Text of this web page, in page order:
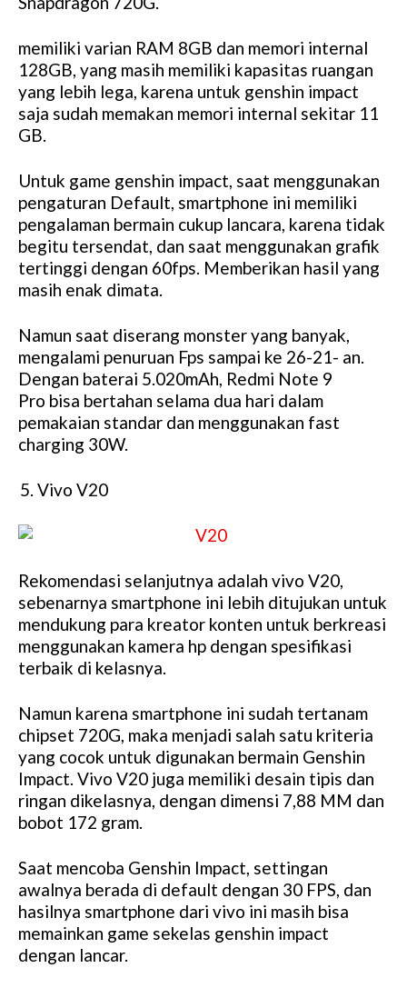
memiliki varian RAM 8GB dan memori internal
128GB, yang masih memiliki kapasitas ruangan
yang lebih lega, karena untuk genshin impact
saja sudah memakan memori internal sekitar 11
GB.
Untuk game genshin impact, saat menggunakan
pengaturan Default, smartphone ini memiliki
pengalaman bermain cukup lancara, karena tidak
begitu tersendat, dan saat menggunakan grafik
tertinggi dengan 60fps. Memberikan hasil yang
masih enak dimata.
Namun saat diserang monster yang banyak,
mengalami penuruan Fps sampai ke 26-21- an.
Dengan baterai 5.020mAh, Redmi Note 9
Pro bisa bertahan selama dua hari dalam
pemakaian standar dan menggunakan fast
charging 30W.
Vivo V20
Rekomendasi selanjutnya adalah vivo V20,
sebenarnya smartphone ini lebih ditujukan untuk
mendukung para kreator konten untuk berkreasi
menggunakan kamera hp dengan spesifikasi
terbaik di kelasnya.
Namun karena smartphone ini sudah tertanam
chipset 720G, maka menjadi salah satu kriteria
yang cocok untuk digunakan bermain Genshin
Impact. Vivo V20 juga memiliki desain tipis dan
ringan dikelasnya, dengan dimensi 7,88 MM dan
bobot 172 gram.
Saat mencoba Genshin Impact, settingan
awalnya berada di default dengan 30 FPS, dan
hasilnya smartphone dari vivo ini masih bisa
memainkan game sekelas genshin impact
dengan lancar.